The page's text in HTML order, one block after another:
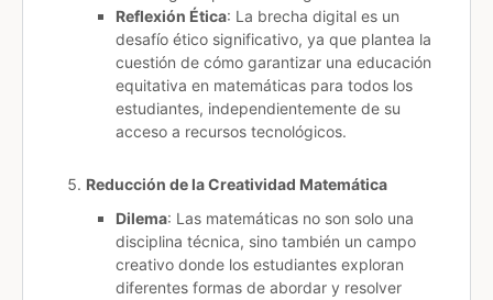
Reflexión Ética: La brecha digital es un
desafío ético significativo, ya que plantea la
cuestión de cómo garantizar una educación
equitativa en matemáticas para todos los
estudiantes, independientemente de su
acceso a recursos tecnológicos.
Reducción de la Creatividad Matemática
Dilema: Las matemáticas no son solo una
disciplina técnica, sino también un campo
creativo donde los estudiantes exploran
diferentes formas de abordar y resolver